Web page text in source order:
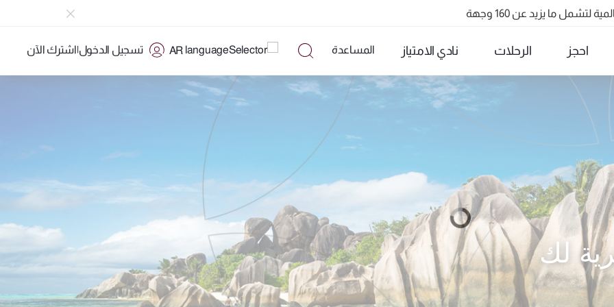
ما يزيد عن 160 وجهة
احجز الرحلات نادي الامتياز المساعدة AR تسجيل الدخول|اشترك الآن
لك